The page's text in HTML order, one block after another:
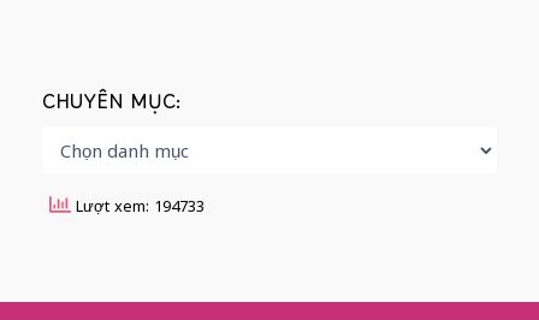
CHUYÊN MỤC:
Lượt xem: 194733